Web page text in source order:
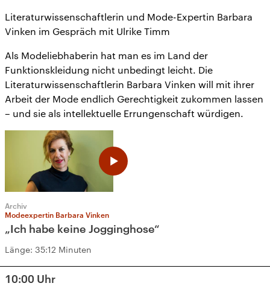
Literaturwissenschaftlerin und Mode-Expertin Barbara
Vinken im Gespräch mit Ulrike Timm
Als Modeliebhaberin hat man es im Land der
Funktionskleidung nicht unbedingt leicht. Die
Literaturwissenschaftlerin Barbara Vinken will mit ihrer
Arbeit der Mode endlich Gerechtigkeit zukommen lassen
– und sie als intellektuelle Errungenschaft würdigen.
Archiv
Modeexpertin Barbara Vinken
„Ich habe keine Jogginghose“
Länge: 35:12 Minuten
10:00 Uhr